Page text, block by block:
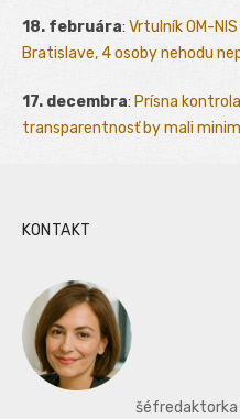
18. februára: Vrtulník OM-
Bratislave, 4 osoby nehodu
17. decembra: Prísna
transparentnosť by mali
KONTAKT
šéfredaktorka